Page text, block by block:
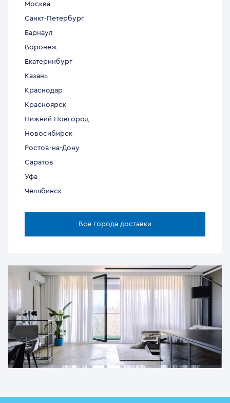
Москва
Санкт-Петербург
Барнаул
Воронеж
Екатеринбург
Казань
Краснодар
Красноярск
Нижний Новгород
Новосибирск
Ростов-на-Дону
Саратов
Уфа
Челябинск
Все города доставки